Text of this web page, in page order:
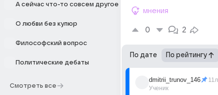
А сейчас что-то совсем другое
О любви без купюр
Философский вопрос
Политические дебаты
Смотреть все
мнения
0 2
По дате По рейтингу
dmitrii_trunov_146
Ученик